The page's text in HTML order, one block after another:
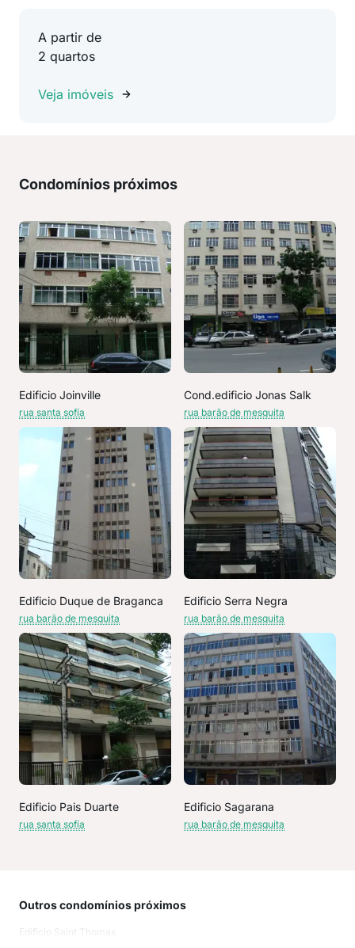
A partir de
2 quartos
Veja imóveis
Condomínios próximos
Edificio Joinville
rua santa sofía
Cond.edificio Jonas Salk
rua barão de mesquita
Edificio Duque de Braganca
rua barão de mesquita
Edificio Serra Negra
rua barão de mesquita
Edificio Pais Duarte
rua santa sofía
Edificio Sagarana
rua barão de mesquita
Outros condomínios próximos
Edificio Saint Thomas